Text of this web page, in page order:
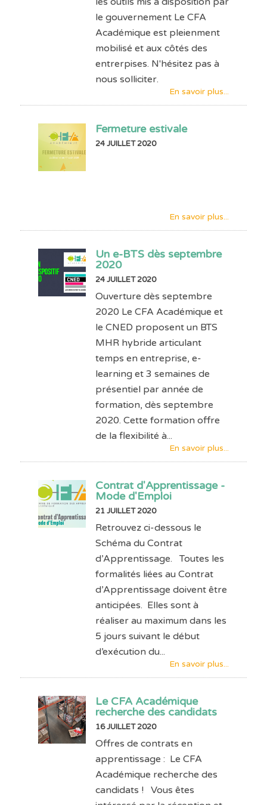
le gouvernement Le CFA
Académique est pleienment
mobilisé et aux côtés des
entrerpises. N'hésitez pas à
nous solliciter.
En savoir plus...
Fermeture estivale
24 JUILLET 2020
En savoir plus...
Un e-BTS dès septembre
2020
24 JUILLET 2020
Ouverture dès septembre
2020 Le CFA Académique et
le CNED proposent un BTS
MHR hybride articulant
temps en entreprise, e-
learning et 3 semaines de
présentiel par année de
formation, dès septembre
2020. Cette formation offre
de la flexibilité à...
En savoir plus...
Contrat d'Apprentissage -
Mode d'Emploi
21 JUILLET 2020
Retrouvez ci-dessous le
Schéma du Contrat
d’Apprentissage. Toutes les
formalités liées au Contrat
d’Apprentissage doivent être
anticipées. Elles sont à
réaliser au maximum dans les
5 jours suivant le début
d’exécution du...
En savoir plus...
Le CFA Académique
recherche des candidats
16 JUILLET 2020
Offres de contrats en
apprentissage : Le CFA
Académique recherche des
candidats ! Vous êtes